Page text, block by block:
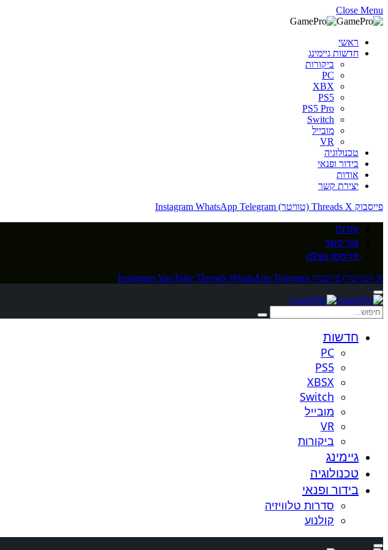
Close Menu
ראשי
חדשות גיימינג
ביקורות
PC
XBX
PS5
PS5 Pro
Switch
מובייל
VR
טכנולוגיה
בידור ופנאי
אודות
יצירת קשר
פייסבוק
Threads X (טוויטר) Instagram WhatsApp Telegram
אודות
צור קשר
פרסמו אצלנו
X (טוויטר) פייסבוק InstagramYouTube Threads WhatsApp Telegram
חדשות
PC
PS5
XBSX
Switch
מובייל
VR
ביקורות
גיימינג
טכנולוגיה
בידור ופנאי
סדרות טלוויזיה
קולנוע